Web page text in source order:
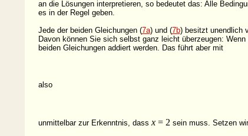
an die Lösungen interpretieren, so bedeutet das: Alle
es in der Regel geben.
Jede der beiden Gleichungen (7a) und (7b) besitzt unendlich
Davon können Sie sich selbst ganz leicht überzeugen: Wenn
beiden Gleichungen addiert werden. Das führt aber mit
also
unmittelbar zur Erkenntnis, dassx= 2sein muss. Setzen